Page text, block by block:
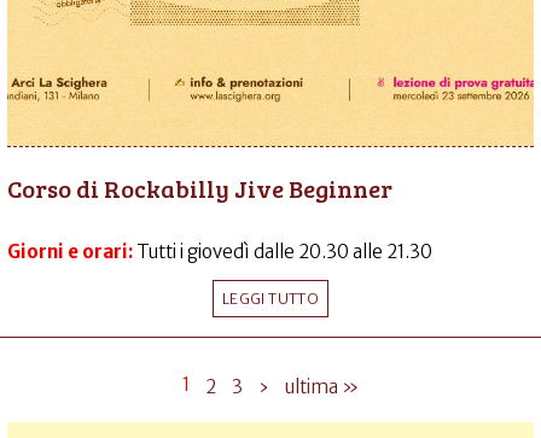
Corso di Rockabilly Jive Beginner
Giorni e orari: Tutti i giovedì dalle 20.30 alle 21.30
LEGGI TUTTO
1 2 3 › ultima »